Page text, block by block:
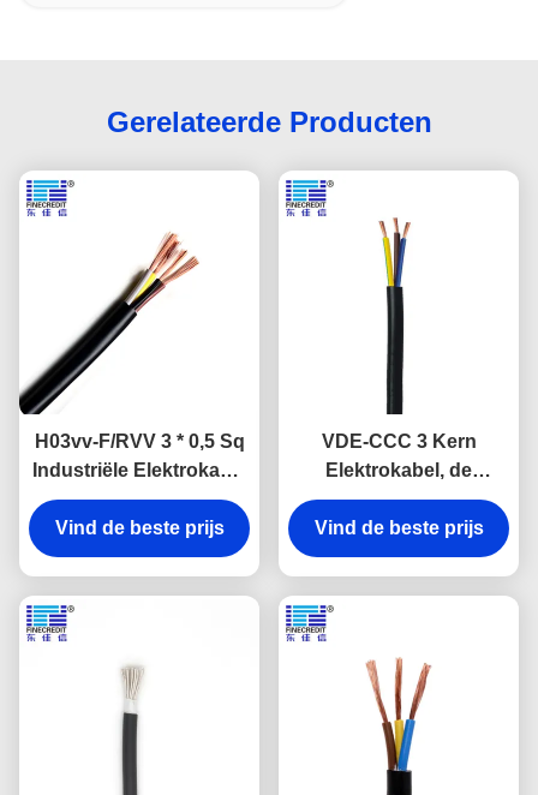
Gerelateerde Producten
H03vv-F/RVV 3 * 0,5 Sq
Industriële Elektrokabel
UVweerstand VDE
Vind de beste prijs
VDE-CCC 3 Kern
Elektrokabel, de
Elektrokabels van pvc
h03vv-F h05vv-F
Vind de beste prijs